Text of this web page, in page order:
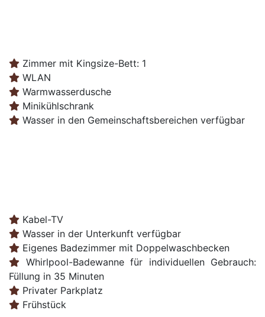
Zimmer mit Kingsize-Bett: 1
WLAN
Warmwasserdusche
Minikühlschrank
Wasser in den Gemeinschaftsbereichen verfügbar
Kabel-TV
Wasser in der Unterkunft verfügbar
Eigenes Badezimmer mit Doppelwaschbecken
Whirlpool-Badewanne für individuellen Gebrauch:
Füllung in 35 Minuten
Privater Parkplatz
Frühstück